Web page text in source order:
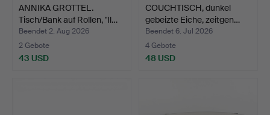
ANNIKA GROTTEL.
Tisch/Bank auf Rollen, "Il…
Beendet 2. Aug 2026
2 Gebote
43 USD
COUCHTISCH, dunkel
gebeizte Eiche, zeitgen…
Beendet 6. Jul 2026
4 Gebote
48 USD